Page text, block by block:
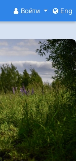
Войти Eng